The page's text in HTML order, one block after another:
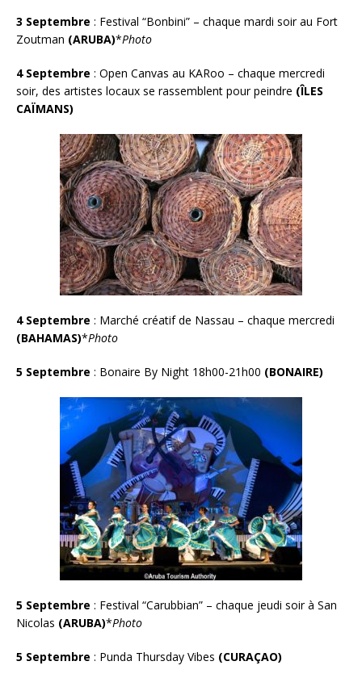
3 Septembre : Festival “Bonbini” – chaque mardi soir au Fort
Zoutman (ARUBA)*Photo
4 Septembre : Open Canvas au KARoo – chaque mercredi
soir, des artistes locaux se rassemblent pour peindre (ÎLES
CAÏMANS)
4 Septembre : Marché créatif de Nassau – chaque mercredi
(BAHAMAS)*Photo
5 Septembre : Bonaire By Night 18h00-21h00 (BONAIRE)
5 Septembre : Festival “Carubbian” – chaque jeudi soir à San
Nicolas (ARUBA)*Photo
5 Septembre : Punda Thursday Vibes (CURAÇAO)